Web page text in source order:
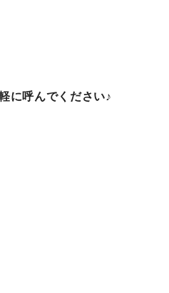
に呼んでください♪